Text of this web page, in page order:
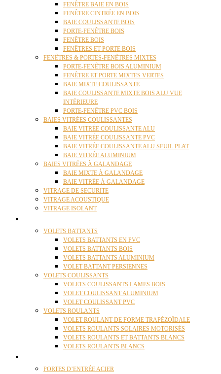
FENÊTRE BAIE EN BOIS
FENÊTRE CINTRÉE EN BOIS
BAIE COULISSANTE BOIS
PORTE-FENÊTRE BOIS
FENÊTRE BOIS
FENÊTRES ET PORTE BOIS
FENÊTRES & PORTES-FENÊTRES MIXTES
PORTE-FENÊTRE BOIS ALUMINIUM
FENÊTRE ET PORTE MIXTES VERTES
BAIE MIXTE COULISSANTE
BAIE COULISSANTE MIXTE BOIS ALU VUE
INTÉRIEURE
PORTE-FENÊTRE PVC BOIS
BAIES VITRÉES COULISSANTES
BAIE VITRÉE COULISSANTE ALU
BAIE VITRÉE COULISSANTE PVC
BAIE VITRÉE COULISSANTE ALU SEUIL PLAT
BAIE VITRÉE ALUMINIUM
BAIES VITRÉES À GALANDAGE
BAIE MIXTE À GALANDAGE
BAIE VITRÉE À GALANDAGE
VITRAGE DE SECURITE
VITRAGE ACOUSTIQUE
VITRAGE ISOLANT
VOLETS BATTANTS
VOLETS BATTANTS EN PVC
VOLETS BATTANTS BOIS
VOLETS BATTANTS ALUMINIUM
VOLET BATTANT PERSIENNES
VOLETS COULISSANTS
VOLETS COULISSANTS LAMES BOIS
VOLET COULISSANT ALUMINIUM
VOLET COULISSANT PVC
VOLETS ROULANTS
VOLET ROULANT DE FORME TRAPÉZOÏDALE
VOLETS ROULANTS SOLAIRES MOTORISÉS
VOLETS ROULANTS ET BATTANTS BLANCS
VOLETS ROULANTS BLANCS
PORTES D’ENTRÉE ACIER